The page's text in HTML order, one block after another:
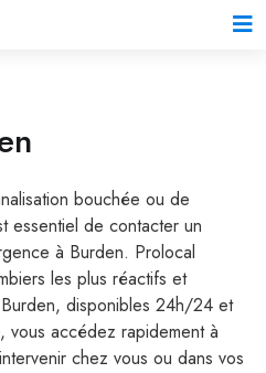
bouchée ou de
essentiel de contacter un
à Burden. Prolocal
les plus réactifs et
disponibles 24h/24 et
vous accédez rapidement à
chez vous ou dans vos